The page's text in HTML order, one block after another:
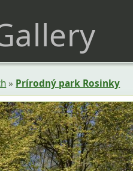
» Prírodný park Rosinky